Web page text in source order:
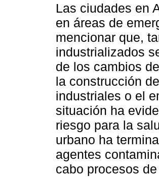
Las ciudades en
en áreas de
mencionar que,
industrializados
de los cambios
la construcción
industriales o el
situación ha
riesgo para la
urbano ha
agentes
cabo procesos